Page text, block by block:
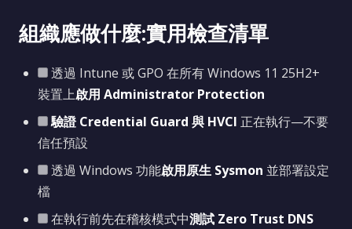
組織應做什麼:實用檢查清單
透過 Intune 或 GPO 在所有 Windows 11 25H2+
裝置上啟用 Administrator Protection
驗證 Credential Guard 與 HVCI 正在執行—不要
信任預設
透過 Windows 功能啟用原生 Sysmon 並部署設定
檔
在執行前先在稽核模式中測試 Zero Trust DNS